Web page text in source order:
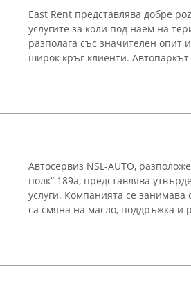
East Rent представлява добре
услугите за коли под наем на
разполага със значителен опит
широк кръг клиенти.
Автосервиз NSL-AUTO,
полк“ 189a, представлява
услуги. Компанията се
са смяна на масло, поддръжка и